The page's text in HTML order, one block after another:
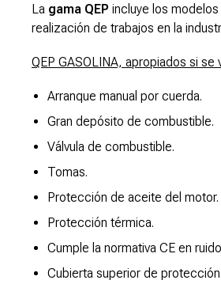
La gama QEP incluye los
realización de trabajos en la
QEP GASOLINA, apropiados si
Arranque manual por cuerda.
Gran depósito de combustible.
Válvula de combustible.
Tomas.
Protección de aceite del motor.
Protección térmica.
Cumple la normativa CE en
Cubierta superior de protección.